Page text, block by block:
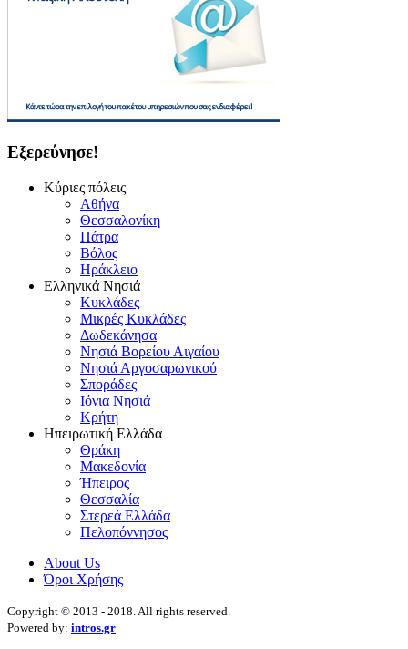
Εξερεύνησε!
Κύριες πόλεις
Αθήνα
Θεσσαλονίκη
Πάτρα
Βόλος
Ηράκλειο
Ελληνικά Νησιά
Κυκλάδες
Μικρές Κυκλάδες
Δωδεκάνησα
Νησιά Βορείου Αιγαίου
Νησιά Αργοσαρωνικού
Σποράδες
Ιόνια Νησιά
Κρήτη
Ηπειρωτική Ελλάδα
Θράκη
Μακεδονία
Ήπειρος
Θεσσαλία
Στερεά Ελλάδα
Πελοπόννησος
About Us
Όροι Χρήσης
Copyright © 2013 - 2018. All rights reserved.
Powered by: intros.gr